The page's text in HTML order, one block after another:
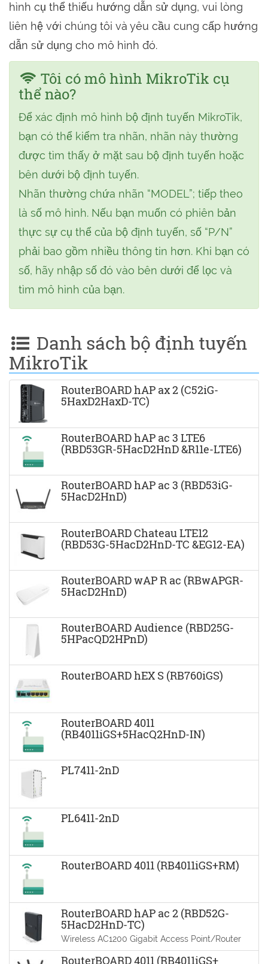
hình cụ thể thiếu hướng dẫn sử dụng, vui lòng
liên hệ với chúng tôi và yêu cầu cung cấp hướng
dẫn sử dụng cho mô hình đó.
Tôi có mô hình MikroTik cụ
thể nào?
Để xác định mô hình bộ định tuyến MikroTik,
bạn có thể kiểm tra nhãn, nhãn này thường
được tìm thấy ở mặt sau bộ định tuyến hoặc
bên dưới bộ định tuyến.
Nhãn thường chứa nhãn “MODEL”; tiếp theo
là số mô hình. Nếu bạn muốn có phiên bản
thực sự cụ thể của bộ định tuyến, số “P/N”
phải bao gồm nhiều thông tin hơn. Khi bạn có
số, hãy nhập số đó vào bên dưới để lọc và
tìm mô hình của bạn.
Danh sách bộ định tuyến
MikroTik
RouterBOARD hAP ax 2 (C52iG-
5HaxD2HaxD-TC)
RouterBOARD hAP ac 3 LTE6
(RBD53GR-5HacD2HnD &R11e-LTE6)
RouterBOARD hAP ac 3 (RBD53iG-
5HacD2HnD)
RouterBOARD Chateau LTE12
(RBD53G-5HacD2HnD-TC &EG12-EA)
RouterBOARD wAP R ac (RBwAPGR-
5HacD2HnD)
RouterBOARD Audience (RBD25G-
5HPacQD2HPnD)
RouterBOARD hEX S (RB760iGS)
RouterBOARD 4011
(RB4011iGS+5HacQ2HnD-IN)
PL7411-2nD
PL6411-2nD
RouterBOARD 4011 (RB4011iGS+RM)
RouterBOARD hAP ac 2 (RBD52G-
5HacD2HnD-TC)
Wireless AC1200 Gigabit Access Point/Router
RouterBOARD 4011 (RB4011iGS+